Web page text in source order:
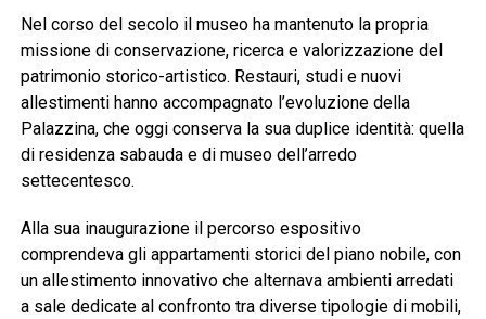
Nel corso del secolo il museo ha mantenuto la propria
missione di conservazione, ricerca e valorizzazione del
patrimonio storico-artistico. Restauri, studi e nuovi
allestimenti hanno accompagnato l’evoluzione della
Palazzina, che oggi conserva la sua duplice identità: quella
di residenza sabauda e di museo dell’arredo
settecentesco.
Alla sua inaugurazione il percorso espositivo
comprendeva gli appartamenti storici del piano nobile, con
un allestimento innovativo che alternava ambienti arredati
a sale dedicate al confronto tra diverse tipologie di mobili,